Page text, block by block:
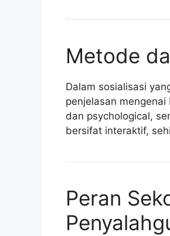
Metode
Dalam sosialisasi
penjelasan
dan psychological,
bersifat interaktif,
Peran